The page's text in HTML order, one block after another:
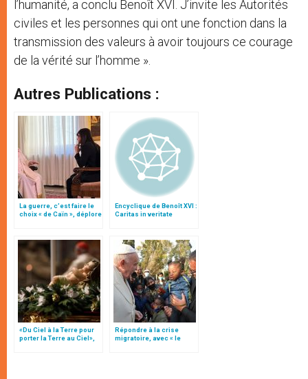
l’humanité, a conclu Benoît XVI. J’invite les Autorités
civiles et les personnes qui ont une fonction dans la
transmission des valeurs à avoir toujours ce courage
de la vérité sur l’homme ».
Autres Publications :
La guerre, c’est faire le
choix « de Caïn », déplore
Encyclique de Benoît XVI :
Caritas in veritate
«Du Ciel à la Terre pour
porter la Terre au Ciel»,
Répondre à la crise
migratoire, avec « le